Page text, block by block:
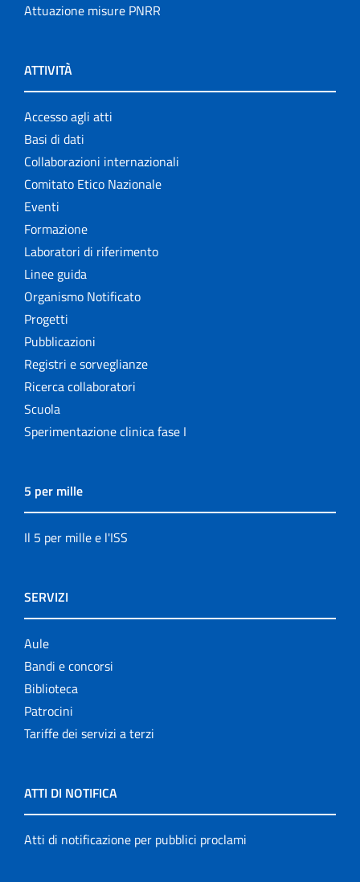
Attuazione misure PNRR
ATTIVITÀ
Accesso agli atti
Basi di dati
Collaborazioni internazionali
Comitato Etico Nazionale
Eventi
Formazione
Laboratori di riferimento
Linee guida
Organismo Notificato
Progetti
Pubblicazioni
Registri e sorveglianze
Ricerca collaboratori
Scuola
Sperimentazione clinica fase I
5 per mille
Il 5 per mille e l'ISS
SERVIZI
Aule
Bandi e concorsi
Biblioteca
Patrocini
Tariffe dei servizi a terzi
ATTI DI NOTIFICA
Atti di notificazione per pubblici proclami